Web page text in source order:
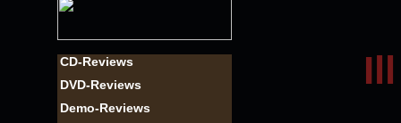
CD-Reviews
DVD-Reviews
Demo-Reviews